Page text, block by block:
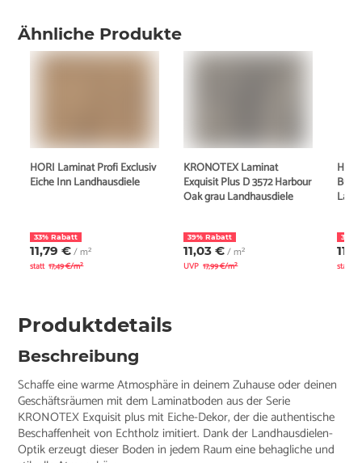
Ähnliche Produkte
HORI Laminat Profi Exclusiv
Eiche Inn Landhausdiele
33% Rabatt
11,79 €/ m²
statt 17,49 €/m²
KRONOTEX Laminat
Exquisit Plus D 3572 Harbour
Oak grau Landhausdiele
39% Rabatt
11,03 €/ m²
UVP 17,99 €/m²
34%
statt
Produktdetails
Beschreibung
Schaffe eine warme Atmosphäre in deinem Zuhause oder deinen
Geschäftsräumen mit dem Laminatboden aus der Serie
KRONOTEX Exquisit plus mit Eiche-Dekor, der die authentische
Beschaffenheit von Echtholz imitiert. Dank der Landhausdielen-
Optik erzeugt dieser Boden in jedem Raum eine behagliche und